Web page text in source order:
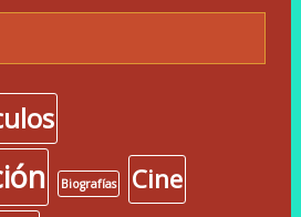
Biografías Cine